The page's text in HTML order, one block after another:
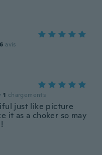
avis
· 1 chargements
just like picture
it as a choker so may